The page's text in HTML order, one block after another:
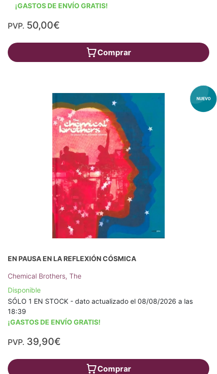
¡GASTOS DE ENVÍO GRATIS!
PVP. 50,00€
Comprar
EN PAUSA EN LA REFLEXIÓN CÓSMICA
Chemical Brothers, The
Disponible
SÓLO 1 EN STOCK - dato actualizado el 08/08/2026 a las
18:39
¡GASTOS DE ENVÍO GRATIS!
PVP. 39,90€
Comprar